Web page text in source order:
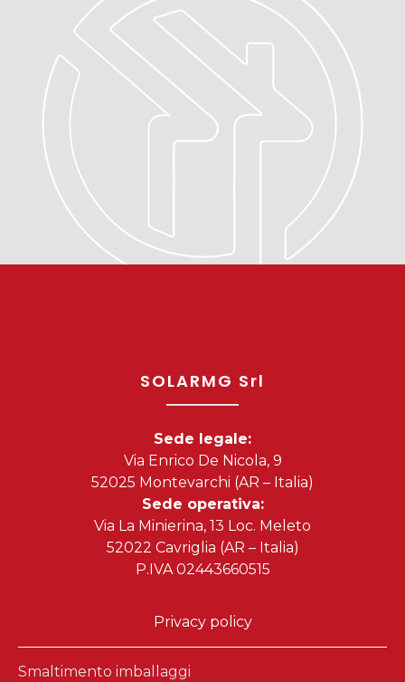
SOLARMG Srl
Sede legale:
Via Enrico De Nicola, 9
52025 Montevarchi (AR – Italia)
Sede operativa:
Via La Minierina, 13 Loc. Meleto
52022 Cavriglia (AR – Italia)
P.IVA 02443660515
Privacy policy
Smaltimento imballaggi